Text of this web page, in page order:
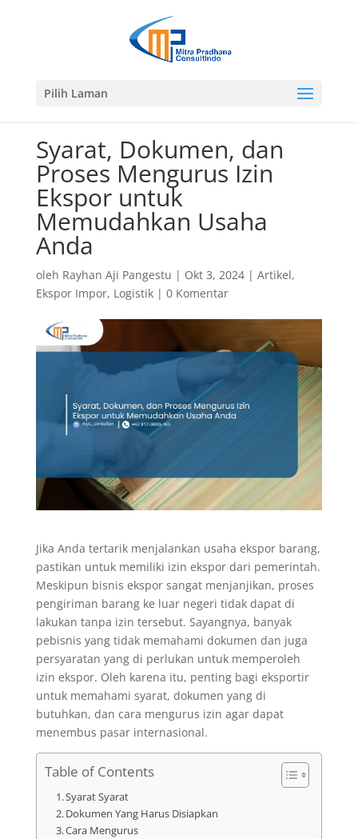
Pilih Laman
Syarat, Dokumen, dan
Proses Mengurus Izin
Ekspor untuk
Memudahkan Usaha
Anda
oleh Rayhan Aji Pangestu | Okt 3, 2024| Artikel,
Ekspor Impor, Logistik| 0 Komentar
Jika Anda tertarik menjalankan usaha ekspor barang,
pastikan untuk memiliki izin ekspor dari pemerintah.
Meskipun bisnis ekspor sangat menjanjikan, proses
pengiriman barang ke luar negeri tidak dapat di
lakukan tanpa izin tersebut. Sayangnya, banyak
pebisnis yang tidak memahami dokumen dan juga
persyaratan yang di perlukan untuk memperoleh
izin ekspor. Oleh karena itu, penting bagi eksportir
untuk memahami syarat, dokumen yang di
butuhkan, dan cara mengurus izin agar dapat
menembus pasar internasional.
Table of Contents
Syarat Syarat
Dokumen Yang Harus Disiapkan
Cara Mengurus